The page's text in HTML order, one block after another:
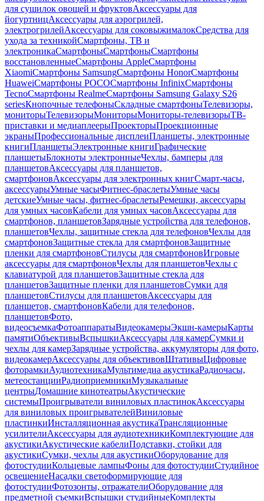
для сушилок овощей и фруктовАксессуары для
йогуртницАксессуары для аэрогрилей,
электрогрилейАксессуары для соковыжималокСредства для
ухода за техникойСмартфоны, ТВ и
электроникаСмартфоныСмартфоныСмартфоны
восстановленныеСмартфоны AppleСмартфоны
XiaomiСмартфоны SamsungСмартфоны HonorСмартфоны
HuaweiСмартфоны POCOСмартфоны InfinixСмартфоны
TecnoСмартфоны RealmeСмартфоны Samsung Galaxy S26
seriesКнопочные телефоныСкладные смартфоныТелевизоры,
мониторыТелевизорыМониторыМониторы-телевизорыТВ-
приставки и медиаплеерыПроекторыПроекционные
экраныПрофессиональные дисплеиПланшеты, электронные
книгиПланшетыЭлектронные книгиГрафические
планшетыБлокноты электронныеЧехлы, бамперы для
планшетовАксессуары для планшетов,
смартфоновАксессуары для электронных книгСмарт-часы,
аксессуарыУмные часыФитнес-браслетыУмные часы
детскиеУмные часы, фитнес-браслетыРемешки, аксессуары
для умных часовКабели для умных часовАксессуары для
смартфонов, планшетовЗарядные устройства для телефонов,
планшетовЧехлы, защитные стекла для телефоновЧехлы для
смартфоновЗащитные стекла для смартфоновЗащитные
пленки для смартфоновСтилусы для смартфоновИгровые
аксессуары для смартфоновЧехлы для планшетовЧехлы с
клавиатурой для планшетовЗащитные стекла для
планшетовЗащитные пленки для планшетовСумки для
планшетовСтилусы для планшетовАксессуары для
планшетов, смартфоновКабели для телефонов,
планшетовФото,
видеосъемкаФотоаппаратыВидеокамерыЭкшн-камерыКарты
памятиОбъективыВспышкиАксессуары для камерСумки и
чехлы для камерЗарядные устройства, аккумуляторы для фото,
видеокамерАксессуары для объективовШтативыЦифровые
фоторамкиАудиотехникаМультимедиа акустикаРадиочасы,
метеостанцииРадиоприемникиМузыкальные
центрыДомашние кинотеатрыАкустические
системыПроигрыватели виниловых пластинокАксессуары
для виниловых проигрывателейВиниловые
пластинкиИнсталляционная акустикаТрансляционные
усилителиАксессуары для аудиотехникиКомплектующие для
акустикиАкустические кабелиПодставки, стойки для
акустикиСумки, чехлы для акустикиОборудование для
фотостудииКольцевые лампыФоны для фотостудииСтудийное
освещениеНасадки светоформирующие для
фотостудииФотозонты, отражателиОборудование для
предметной съемкиВспышки студийныеКомплекты